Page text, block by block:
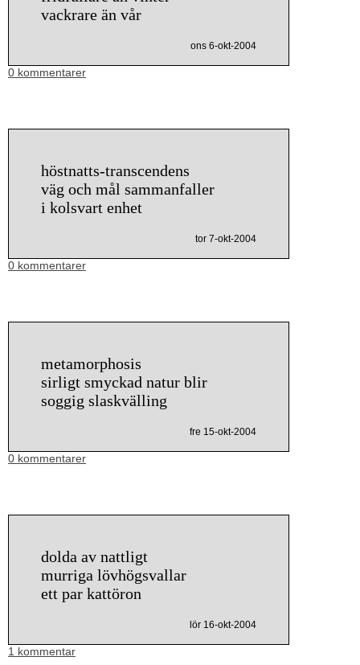
vackrare än vår
ons 6-okt-2004
0 kommentarer
höstnatts-transcendens
väg och mål sammanfaller
i kolsvart enhet
tor 7-okt-2004
0 kommentarer
metamorphosis
sirligt smyckad natur blir
soggig slaskvälling
fre 15-okt-2004
0 kommentarer
dolda av nattligt
murriga lövhögsvallar
ett par kattöron
lör 16-okt-2004
1 kommentar